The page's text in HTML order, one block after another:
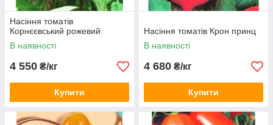
Насіння томатів
Корнєєвський рожевий
В наявності
4 550 ₴/кг
Купити
Насіння томатів Крон принц
В наявності
4 680 ₴/кг
Купити